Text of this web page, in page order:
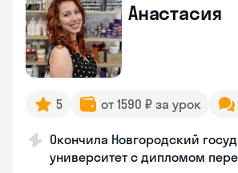
Анастасия
5 от 1590 ₽ за урок
Окончила Новгородский
университет с дипломом